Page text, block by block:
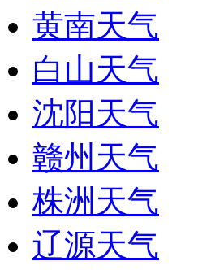
黄南天气
白山天气
沈阳天气
赣州天气
株洲天气
辽源天气